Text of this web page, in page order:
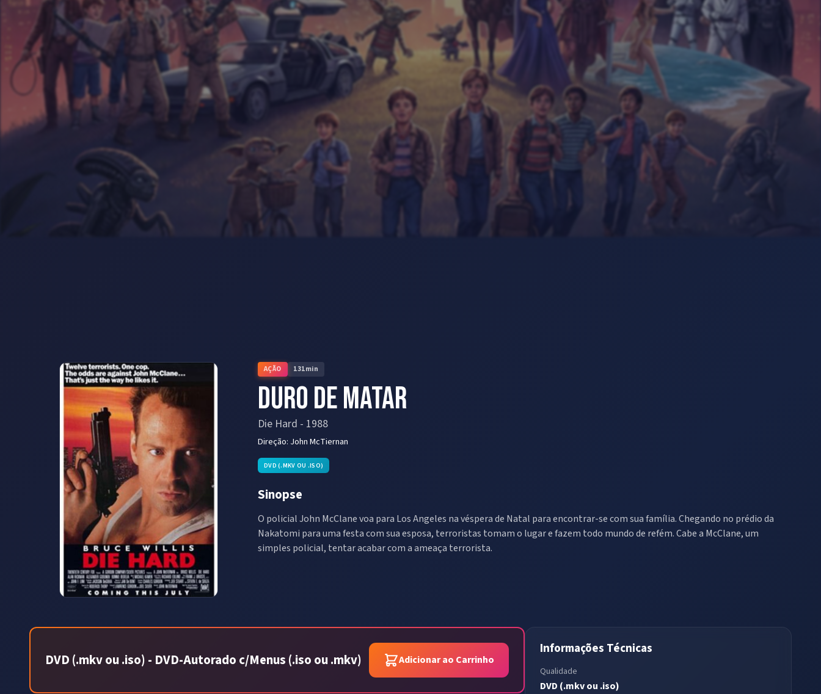
AÇÃO 131min
Duro de Matar
Die Hard - 1988
Direção: John McTiernan
DVD (.MKV OU .ISO)
Sinopse
O policial John McClane voa para Los Angeles na véspera de Natal para encontrar-se com sua família. Chegando no prédio da
Nakatomi para uma festa com sua esposa, terroristas tomam o lugar e fazem todo mundo de refém. Cabe a McClane, um
simples policial, tentar acabar com a ameaça terrorista.
DVD (.mkv ou .iso) - DVD-Autorado c/Menus (.iso ou .mkv) Adicionar ao Carrinho
Informações Técnicas
Qualidade
DVD (.mkv ou .iso)